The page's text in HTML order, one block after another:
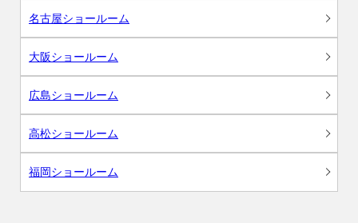
名古屋ショールーム
大阪ショールーム
広島ショールーム
高松ショールーム
福岡ショールーム